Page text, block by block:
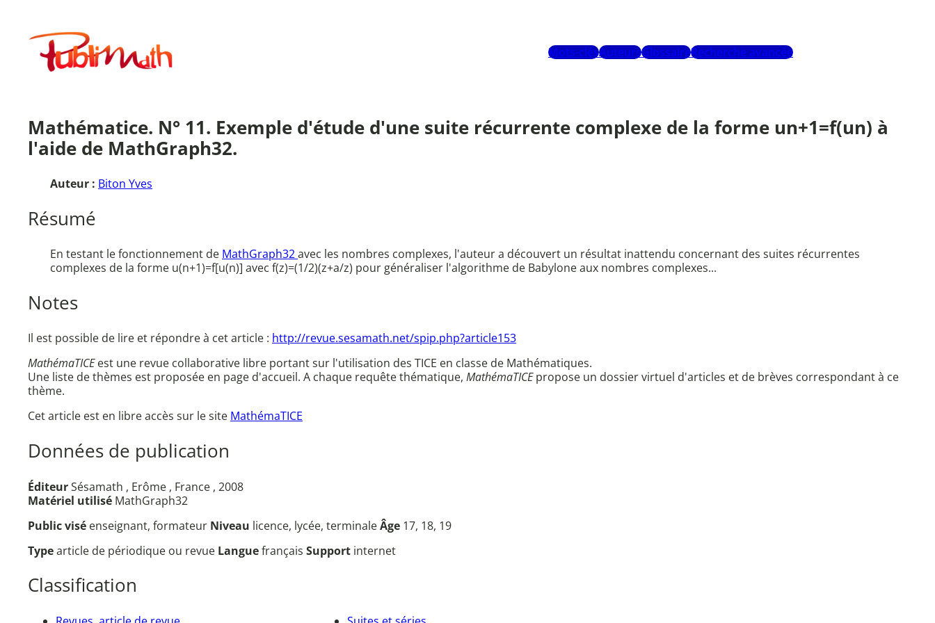
contenuPublimath
Mots-clésAuteursGlossaireRecherche avancée
Mathématice. N° 11. Exemple d'étude d'une suite récurrente complexe de la forme un+1=f(un) à
l'aide de MathGraph32.
Auteur : Biton Yves
Résumé
En testant le fonctionnement de MathGraph32avec les nombres complexes, l'auteur a découvert un résultat inattendu concernant des suites récurrentes
complexes de la forme u(n+1)=f[u(n)] avec f(z)=(1/2)(z+a/z) pour généraliser l'algorithme de Babylone aux nombres complexes...
Notes
Il est possible de lire et répondre à cet article : http://revue.sesamath.net/spip.php?article153
MathémaTICEest une revue collaborative libre portant sur l'utilisation des TICE en classe de Mathématiques.
Une liste de thèmes est proposée en page d'accueil. A chaque requête thématique, MathémaTICEpropose un dossier virtuel d'articles et de brèves correspondant à ce
thème.
Cet article est en libre accès sur le site MathémaTICE
Données de publication
ÉditeurSésamath , Erôme , France , 2008
Matériel utilisé MathGraph32
Public visé enseignant, formateur Niveau licence, lycée, terminaleÂge 17, 18, 19
Typearticle de périodique ou revue Languefrançais Support internet
Classification